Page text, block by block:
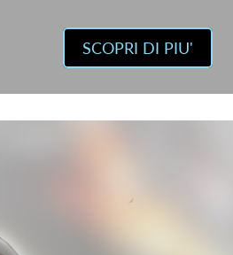
SCOPRI DI PIU'